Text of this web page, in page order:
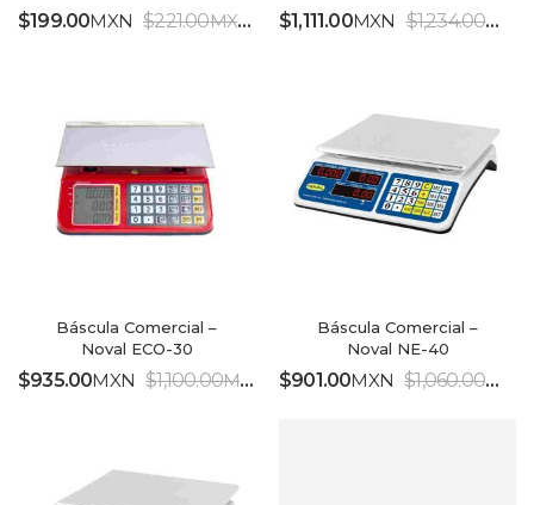
$199.00MXN $221.00MXN IVA INCLUIDO
$1,111.00MXN $1,234.00MXN
Báscula Comercial –
Noval ECO-30
$935.00MXN $1,100.00MXN IVA INCLUIDO
Báscula Comercial –
Noval NE-40
$901.00MXN $1,060.00MXN